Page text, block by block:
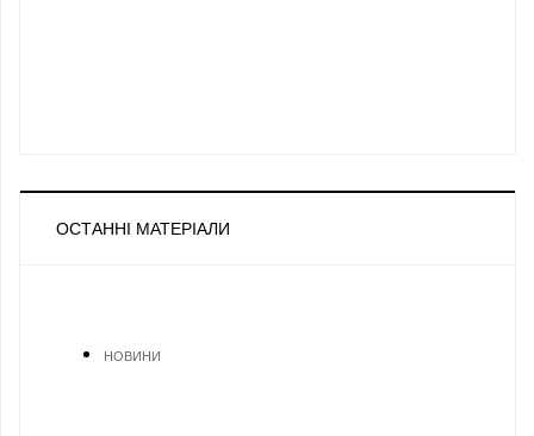
ОСТАННІ МАТЕРІАЛИ
НОВИНИ